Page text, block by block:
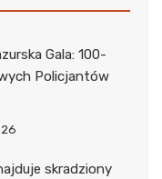
Gala: 100-
Policjantów
skradziony